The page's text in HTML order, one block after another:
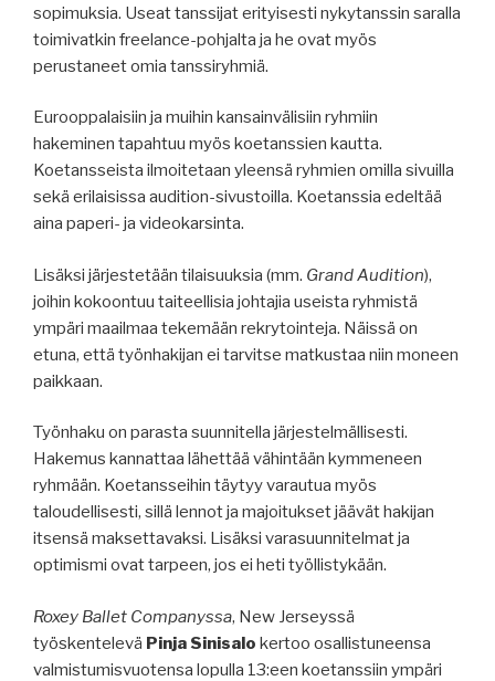
sopimuksia. Useat tanssijat erityisesti nykytanssin saralla
toimivatkin freelance-pohjalta ja he ovat myös
perustaneet omia tanssiryhmiä.
Eurooppalaisiin ja muihin kansainvälisiin ryhmiin
hakeminen tapahtuu myös koetanssien kautta.
Koetansseista ilmoitetaan yleensä ryhmien omilla sivuilla
sekä erilaisissa audition-sivustoilla. Koetanssia edeltää
aina paperi- ja videokarsinta.
Lisäksi järjestetään tilaisuuksia (mm. Grand Audition),
joihin kokoontuu taiteellisia johtajia useista ryhmistä
ympäri maailmaa tekemään rekrytointeja. Näissä on
etuna, että työnhakijan ei tarvitse matkustaa niin moneen
paikkaan.
Työnhaku on parasta suunnitella järjestelmällisesti.
Hakemus kannattaa lähettää vähintään kymmeneen
ryhmään. Koetansseihin täytyy varautua myös
taloudellisesti, sillä lennot ja majoitukset jäävät hakijan
itsensä maksettavaksi. Lisäksi varasuunnitelmat ja
optimismi ovat tarpeen, jos ei heti työllistykään.
Roxey Ballet Companyssa, New Jerseyssä
työskentelevä Pinja Sinisalo kertoo osallistuneensa
valmistumisvuotensa lopulla 13:een koetanssiin ympäri